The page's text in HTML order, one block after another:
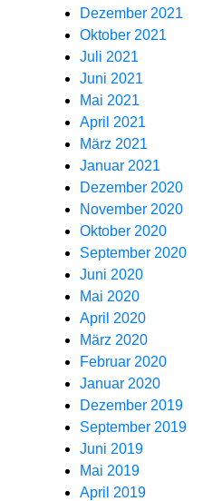
Dezember 2021
Oktober 2021
Juli 2021
Juni 2021
Mai 2021
April 2021
März 2021
Januar 2021
Dezember 2020
November 2020
Oktober 2020
September 2020
Juni 2020
Mai 2020
April 2020
März 2020
Februar 2020
Januar 2020
Dezember 2019
September 2019
Juni 2019
Mai 2019
April 2019